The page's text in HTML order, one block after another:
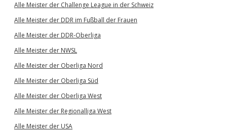
Alle Meister der Challenge League in der Schweiz
Alle Meister der DDR im Fußball der Frauen
Alle Meister der DDR-Oberliga
Alle Meister der NWSL
Alle Meister der Oberliga Nord
Alle Meister der Oberliga Süd
Alle Meister der Oberliga West
Alle Meister der Regionalliga West
Alle Meister der USA